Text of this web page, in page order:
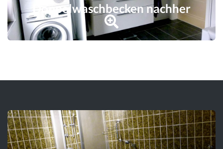
Doppelwaschbecken nachher